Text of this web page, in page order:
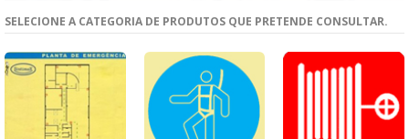
SELECIONE A CATEGORIA DE PRODUTOS QUE PRETENDE CONSULTAR.